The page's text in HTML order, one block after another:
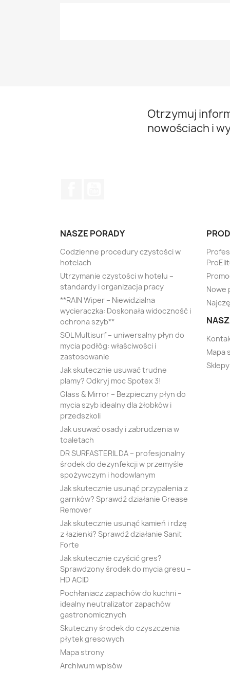
Otrzymuj
nowościach i
NASZE PORADY
Codzienne procedury czystości w
hotelach
Utrzymanie czystości w hotelu –
standardy i organizacja pracy
**RAIN Wiper – Niewidzialna
wycieraczka: Doskonała widoczność i
ochrona szyb**
SOL Multisurf – uniwersalny płyn do
mycia podłóg: właściwości i
zastosowanie
Jak skutecznie usuwać trudne
plamy? Odkryj moc Spotex 3!
Glass & Mirror – Bezpieczny płyn do
mycia szyb idealny dla żłobków i
przedszkoli
Jak usuwać osady i zabrudzenia w
toaletach
DR SURFASTERIL DA – profesjonalny
środek do dezynfekcji w przemyśle
spożywczym i hodowlanym
Jak skutecznie usunąć przypalenia z
garnków? Sprawdź działanie Grease
Remover
Jak skutecznie usunąć kamień i rdzę
z łazienki? Sprawdź działanie Sanit
Forte
Jak skutecznie czyścić gres?
Sprawdzony środek do mycia gresu –
HD ACID
Pochłaniacz zapachów do kuchni –
idealny neutralizator zapachów
gastronomicznych
Skuteczny środek do czyszczenia
płytek gresowych
Mapa strony
Archiwum wpisów
Nowe
Mapa
Sklepy